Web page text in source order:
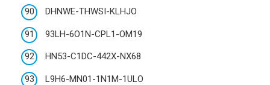
DHNWE-THWSI-KLHJO
93LH-6O1N-CPL1-OM19
HN53-C1DC-442X-NX68
L9H6-MN01-1N1M-1ULO